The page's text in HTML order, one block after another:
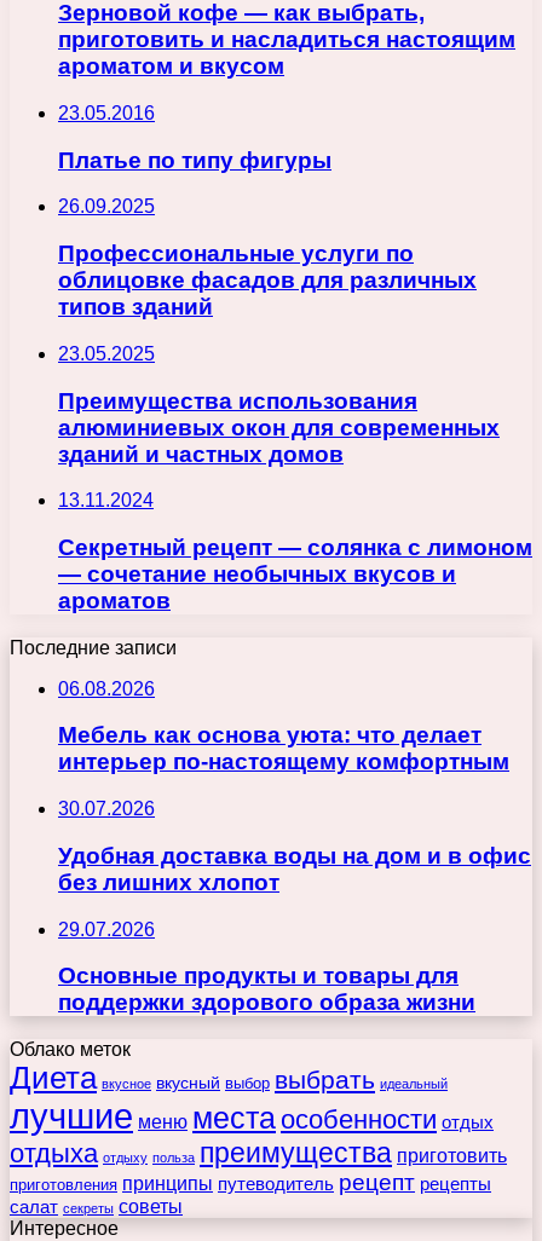
Зерновой кофе — как выбрать,
приготовить и насладиться настоящим
ароматом и вкусом
23.05.2016
Платье по типу фигуры
26.09.2025
Профессиональные услуги по
облицовке фасадов для различных
типов зданий
23.05.2025
Преимущества использования
алюминиевых окон для современных
зданий и частных домов
13.11.2024
Секретный рецепт — солянка с лимоном
— сочетание необычных вкусов и
ароматов
Последние записи
06.08.2026
Мебель как основа уюта: что делает
интерьер по-настоящему комфортным
30.07.2026
Удобная доставка воды на дом и в офис
без лишних хлопот
29.07.2026
Основные продукты и товары для
поддержки здорового образа жизни
Облако меток
Диета вкусное вкусный выбор выбрать идеальный
лучшие меню места особенности отдых
отдыха отдыху польза преимущества приготовить
приготовления принципы путеводитель рецепт рецепты
салат секреты советы
Интересное